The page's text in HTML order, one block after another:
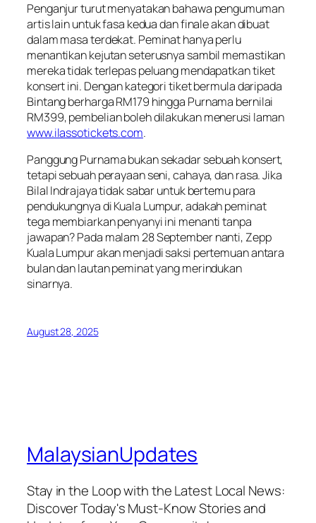
Penganjur turut menyatakan bahawa pengumuman
artis lain untuk fasa kedua dan finale akan dibuat
dalam masa terdekat. Peminat hanya perlu
menantikan kejutan seterusnya sambil memastikan
mereka tidak terlepas peluang mendapatkan tiket
konsert ini. Dengan kategori tiket bermula daripada
Bintang berharga RM179 hingga Purnama bernilai
RM399, pembelian boleh dilakukan menerusi laman
www.ilassotickets.com.
Panggung Purnama bukan sekadar sebuah konsert,
tetapi sebuah perayaan seni, cahaya, dan rasa. Jika
Bilal Indrajaya tidak sabar untuk bertemu para
pendukungnya di Kuala Lumpur, adakah peminat
tega membiarkan penyanyi ini menanti tanpa
jawapan? Pada malam 28 September nanti, Zepp
Kuala Lumpur akan menjadi saksi pertemuan antara
bulan dan lautan peminat yang merindukan
sinarnya.
August 28, 2025
MalaysianUpdates
Stay in the Loop with the Latest Local News:
Discover Today's Must-Know Stories and